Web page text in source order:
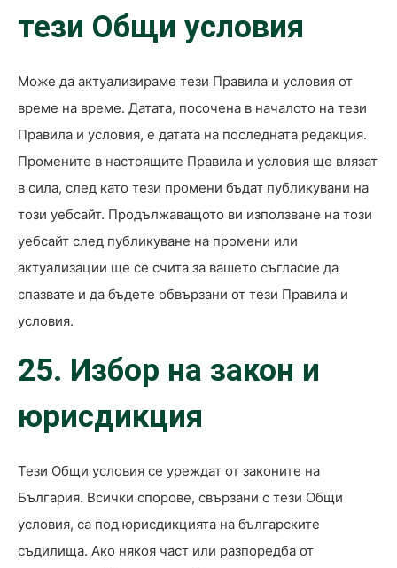
тези Общи условия
Може да актуализираме тези Правила и условия от
време на време. Датата, посочена в началото на тези
Правила и условия, е датата на последната редакция.
Промените в настоящите Правила и условия ще влязат
в сила, след като тези промени бъдат публикувани на
този уебсайт. Продължаващото ви използване на този
уебсайт след публикуване на промени или
актуализации ще се счита за вашето съгласие да
спазвате и да бъдете обвързани от тези Правила и
условия.
25. Избор на закон и
юрисдикция
Тези Общи условия се уреждат от законите на
България. Всички спорове, свързани с тези Общи
условия, са под юрисдикцията на българските
съдилища. Ако някоя част или разпоредба от